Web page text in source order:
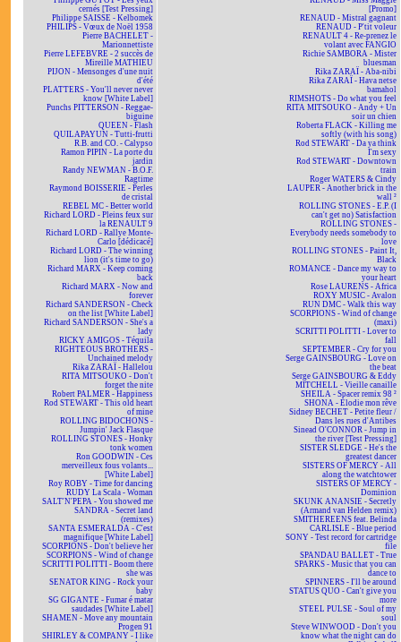
cernés [Test Pressing]
Philippe SAISSE - Kelbomek
PHILIPS - Vœux de Noël 1958
Pierre BACHELET -
Marionnettiste
Pierre LEFEBVRE - 2 succès de
Mireille MATHIEU
PIJON - Mensonges d'une nuit
d'été
PLATTERS - You'll never never
know [White Label]
Punchs PITTERSON - Reggae-
biguine
QUEEN - Flash
QUILAPAYUN - Tutti-frutti
R.B. and CO. - Calypso
Ramon PIPIN - La porte du
jardin
Randy NEWMAN - B.O.F.
Ragtime
Raymond BOISSERIE - Perles
de cristal
REBEL MC - Better world
Richard LORD - Pleins feux sur
la RENAULT 9
Richard LORD - Rallye Monte-
Carlo [dédicacé]
Richard LORD - The winning
lion (it's time to go)
Richard MARX - Keep coming
back
Richard MARX - Now and
forever
Richard SANDERSON - Check
on the list [White Label]
Richard SANDERSON - She's a
lady
RICKY AMIGOS - Téquila
RIGHTEOUS BROTHERS -
Unchained melody
Rika ZARAÏ - Hallelou
RITA MITSOUKO - Don't
forget the nite
Robert PALMER - Happiness
Rod STEWART - This old heart
of mine
ROLLING BIDOCHONS -
Jumpin' Jack Flasque
ROLLING STONES - Honky
tonk women
Ron GOODWIN - Ces
merveilleux fous volants...
[White Label]
Roy ROBY - Time for dancing
RUDY La Scala - Woman
SALT'N'PEPA - You showed me
SANDRA - Secret land
(remixes)
SANTA ESMERALDA - C'est
magnifique [White Label]
SCORPIONS - Don't believe her
SCORPIONS - Wind of change
SCRITTI POLITTI - Boom there
she was
SENATOR KING - Rock your
baby
SG GIGANTE - Fumar é matar
saudades [White Label]
SHAMEN - Move any mountain
Progen 91
SHIRLEY & COMPANY - I like
[Promo]
RENAUD - Mistral gagnant
RENAUD - P'tit voleur
RENAULT 4 - Re-prenez le
volant avec FANGIO
Richie SAMBORA - Mister
bluesman
Rika ZARAÏ - Aba-nibi
Rika ZARAÏ - Hava netse
bamahol
RIMSHOTS - Do what you feel
RITA MITSOUKO - Andy + Un
soir un chien
Roberta FLACK - Killing me
softly (with his song)
Rod STEWART - Da ya think
I'm sexy
Rod STEWART - Downtown
train
Roger WATERS & Cindy
LAUPER - Another brick in the
wall ²
ROLLING STONES - E.P. (I
can't get no) Satisfaction
ROLLING STONES -
Everybody needs somebody to
love
ROLLING STONES - Paint It,
Black
ROMANCE - Dance my way to
your heart
Rose LAURENS - Africa
ROXY MUSIC - Avalon
RUN DMC - Walk this way
SCORPIONS - Wind of change
(maxi)
SCRITTI POLITTI - Lover to
fall
SEPTEMBER - Cry for you
Serge GAINSBOURG - Love on
the beat
Serge GAINSBOURG & Eddy
MITCHELL - Vieille canaille
SHEILA - Spacer remix 98 ²
SHONA - Elodie mon rêve
Sidney BECHET - Petite fleur /
Dans les rues d'Antibes
Sinead O'CONNOR - Jump in
the river [Test Pressing]
SISTER SLEDGE - He's the
greatest dancer
SISTERS OF MERCY - All
along the watchtower
SISTERS OF MERCY -
Dominion
SKUNK ANANSIE - Secretly
(Armand van Helden remix)
SMITHEREENS feat. Belinda
CARLISLE - Blue period
SONY - Test record for cartridge
file
SPANDAU BALLET - True
SPARKS - Music that you can
dance to
SPINNERS - I'll be around
STATUS QUO - Can't give you
more
STEEL PULSE - Soul of my
soul
Steve WINWOOD - Don't you
know what the night can do